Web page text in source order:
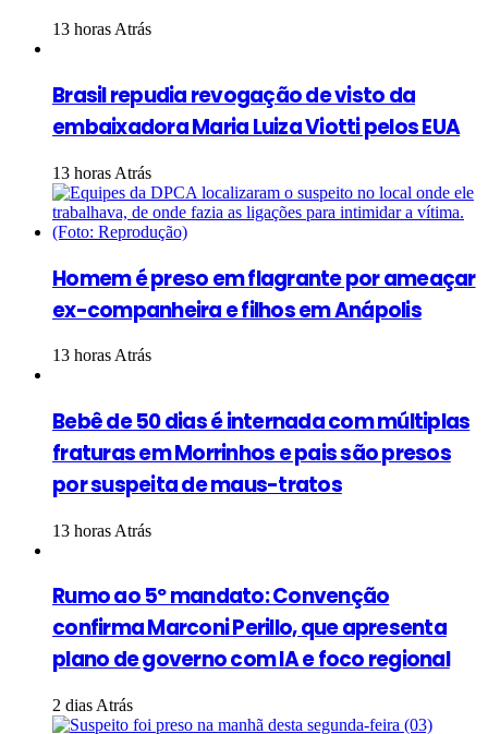
13 horas Atrás
Brasil repudia revogação de visto da
embaixadora Maria Luiza Viotti pelos EUA
13 horas Atrás
Homem é preso em flagrante por ameaçar
ex-companheira e filhos em Anápolis
13 horas Atrás
Bebê de 50 dias é internada com múltiplas
fraturas em Morrinhos e pais são presos
por suspeita de maus-tratos
13 horas Atrás
Rumo ao 5º mandato: Convenção
confirma Marconi Perillo, que apresenta
plano de governo com IA e foco regional
2 dias Atrás